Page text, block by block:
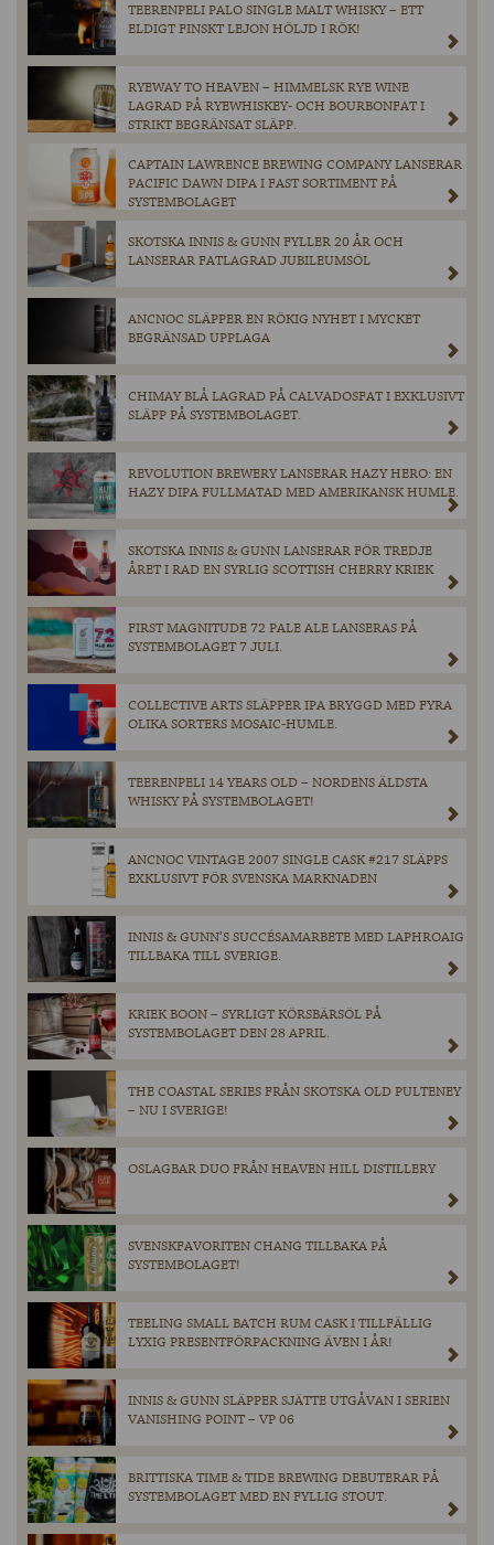
TEERENPELI PALO SINGLE MALT WHISKY – ETT
ELDIGT FINSKT LEJON HÖLJD I RÖK!
RYEWAY TO HEAVEN – HIMMELSK RYE WINE
LAGRAD PÅ RYEWHISKEY- OCH BOURBONFAT I
STRIKT BEGRÄNSAT SLÄPP.
CAPTAIN LAWRENCE BREWING COMPANY LANSERAR
PACIFIC DAWN DIPA I FAST SORTIMENT PÅ
SYSTEMBOLAGET
SKOTSKA INNIS & GUNN FYLLER 20 ÅR OCH
LANSERAR FATLAGRAD JUBILEUMSÖL
ANCNOC SLÄPPER EN RÖKIG NYHET I MYCKET
BEGRÄNSAD UPPLAGA
CHIMAY BLÅ LAGRAD PÅ CALVADOSFAT I EXKLUSIVT
SLÄPP PÅ SYSTEMBOLAGET.
REVOLUTION BREWERY LANSERAR HAZY HERO: EN
HAZY DIPA FULLMATAD MED AMERIKANSK HUMLE.
SKOTSKA INNIS & GUNN LANSERAR FÖR TREDJE
ÅRET I RAD EN SYRLIG SCOTTISH CHERRY KRIEK
FIRST MAGNITUDE 72 PALE ALE LANSERAS PÅ
SYSTEMBOLAGET 7 JULI.
COLLECTIVE ARTS SLÄPPER IPA BRYGGD MED FYRA
OLIKA SORTERS MOSAIC-HUMLE.
TEERENPELI 14 YEARS OLD – NORDENS ÄLDSTA
WHISKY PÅ SYSTEMBOLAGET!
ANCNOC VINTAGE 2007 SINGLE CASK #217 SLÄPPS
EXKLUSIVT FÖR SVENSKA MARKNADEN
INNIS & GUNN’S SUCCÉSAMARBETE MED LAPHROAIG
TILLBAKA TILL SVERIGE.
KRIEK BOON – SYRLIGT KÖRSBÄRSÖL PÅ
SYSTEMBOLAGET DEN 28 APRIL.
THE COASTAL SERIES FRÅN SKOTSKA OLD PULTENEY
– NU I SVERIGE!
OSLAGBAR DUO FRÅN HEAVEN HILL DISTILLERY
SVENSKFAVORITEN CHANG TILLBAKA PÅ
SYSTEMBOLAGET!
TEELING SMALL BATCH RUM CASK I TILLFÄLLIG
LYXIG PRESENTFÖRPACKNING ÄVEN I ÅR!
INNIS & GUNN SLÄPPER SJÄTTE UTGÅVAN I SERIEN
VANISHING POINT – VP 06
BRITTISKA TIME & TIDE BREWING DEBUTERAR PÅ
SYSTEMBOLAGET MED EN FYLLIG STOUT.